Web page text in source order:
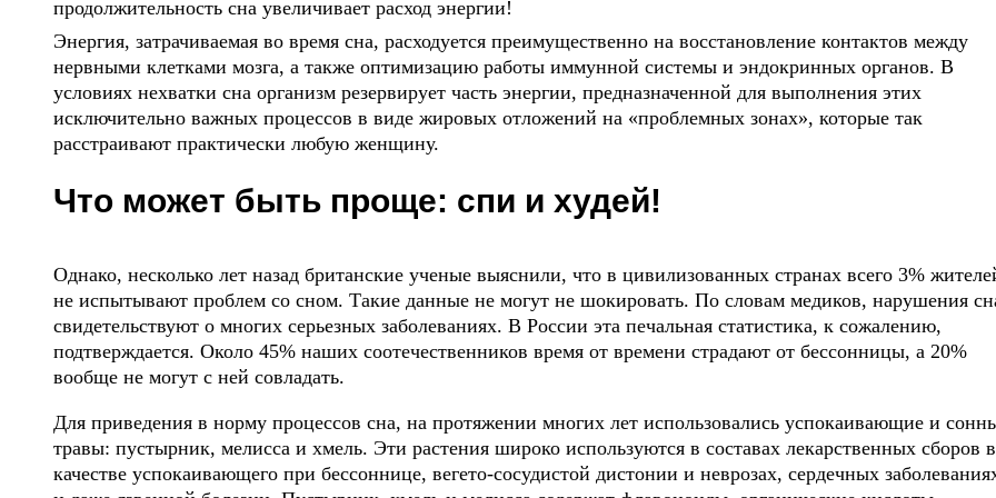
продолжительность сна увеличивает расход энергии!
Энергия, затрачиваемая во время сна, расходуется преимущественно на восстановление контактов между
нервными клетками мозга, а также оптимизацию работы иммунной системы и эндокринных органов. В
условиях нехватки сна организм резервирует часть энергии, предназначенной для выполнения этих
исключительно важных процессов в виде жировых отложений на «проблемных зонах», которые так
расстраивают практически любую женщину.
Что может быть проще: спи и худей!
Однако, несколько лет назад британские ученые выяснили, что в цивилизованных странах всего 3%
не испытывают проблем со сном. Такие данные не могут не шокировать. По словам медиков, нарушения
свидетельствуют о многих серьезных заболеваниях. В России эта печальная статистика, к сожалению,
подтверждается. Около 45% наших соотечественников время от времени страдают от бессонницы, а 20%
вообще не могут с ней совладать.
Для приведения в норму процессов сна, на протяжении многих лет использовались успокаивающие и
травы: пустырник, мелисса и хмель. Эти растения широко используются в составах лекарственных сборов в
качестве успокаивающего при бессоннице, вегето-сосудистой дистонии и неврозах, сердечных